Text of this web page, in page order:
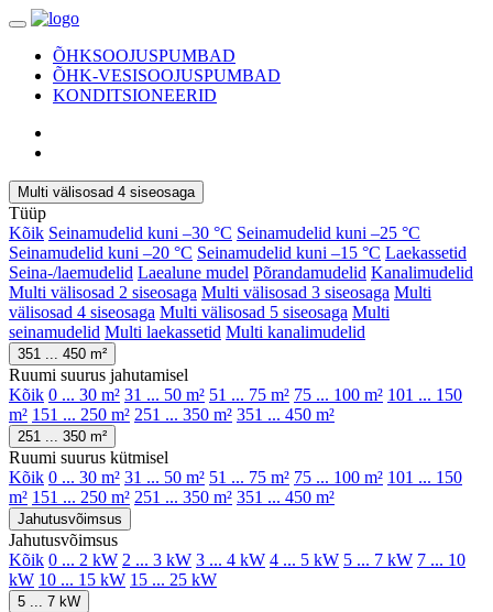
ÕHKSOOJUSPUMBAD
ÕHK-VESISOOJUSPUMBAD
KONDITSIONEERID
Multi välisosad 4 siseosaga
Tüüp
Kõik Seinamudelid kuni –30 °C Seinamudelid kuni –25 °C
Seinamudelid kuni –20 °C Seinamudelid kuni –15 °C Laekassetid
Seina-/laemudelid Laealune mudel Põrandamudelid Kanalimudelid
Multi välisosad 2 siseosaga Multi välisosad 3 siseosaga Multi
välisosad 4 siseosaga Multi välisosad 5 siseosaga Multi
seinamudelid Multi laekassetid Multi kanalimudelid
351 ... 450 m²
Ruumi suurus jahutamisel
Kõik 0 ... 30 m² 31 ... 50 m² 51 ... 75 m² 75 ... 100 m² 101 ... 150
m² 151 ... 250 m² 251 ... 350 m² 351 ... 450 m²
251 ... 350 m²
Ruumi suurus kütmisel
Kõik 0 ... 30 m² 31 ... 50 m² 51 ... 75 m² 75 ... 100 m² 101 ... 150
m² 151 ... 250 m² 251 ... 350 m² 351 ... 450 m²
Jahutusvõimsus
Jahutusvõimsus
Kõik 0 ... 2 kW 2 ... 3 kW 3 ... 4 kW 4 ... 5 kW 5 ... 7 kW 7 ... 10
kW 10 ... 15 kW 15 ... 25 kW
5 ... 7 kW